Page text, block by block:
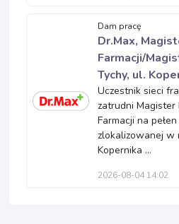
Dam pracę
Dr.Max,
Farmacji/
Tychy, ul.
Uczestnik sieci
zatrudni Magister
Farmacji na
zlokalizowanej w
Kopernika ...
2026-08-04 14:02